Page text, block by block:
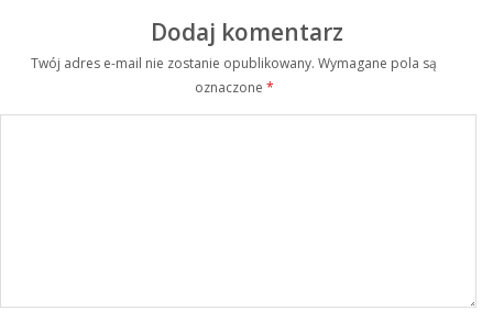
Dodaj komentarz
Twój adres e-mail nie zostanie opublikowany. Wymagane pola są
oznaczone *